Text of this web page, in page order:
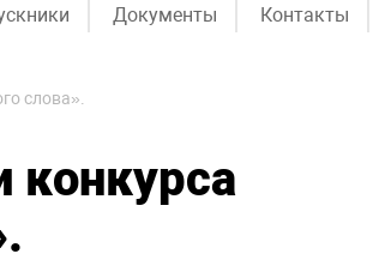
Документы Контакты
слова».
конкурса